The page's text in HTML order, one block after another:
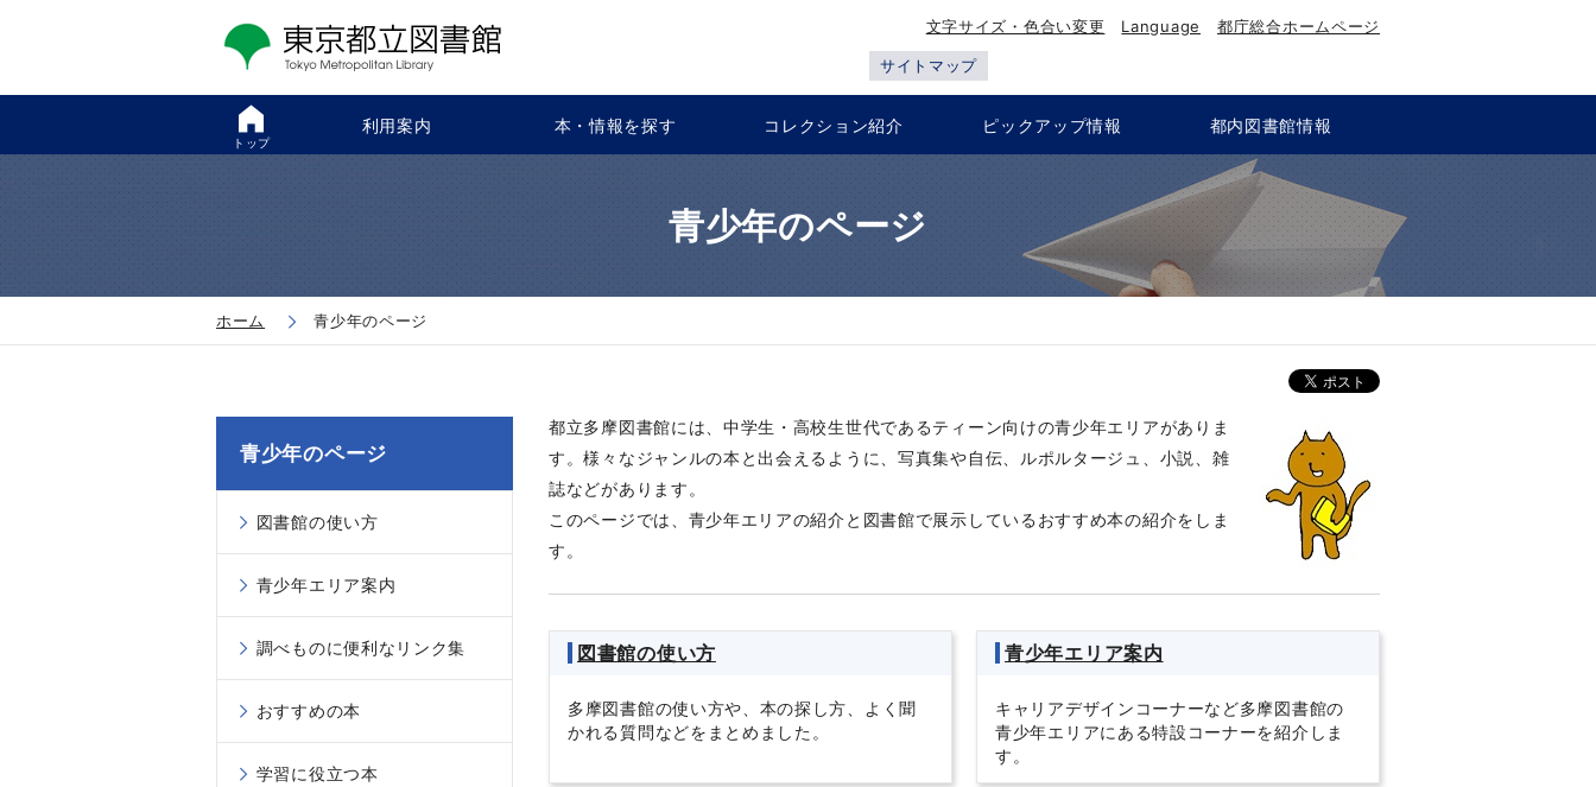
文字サイズ・色合い変更 Language 都庁総合ホームページ
サイトマップ
トップ
利用案内 本・情報を探す コレクション紹介 ピックアップ情報 都内図書館情報
青少年のページ
ホーム 青少年のページ
都立多摩図書館には、中学生・高校生世代であるティーン向けの青少年エリアがありま
す。様々なジャンルの本と出会えるように、写真集や自伝、ルポルタージュ、小説、雑
誌などがあります。
このページでは、青少年エリアの紹介と図書館で展示しているおすすめ本の紹介をしま
す。
図書館の使い方
多摩図書館の使い方や、本の探し方、よく聞
かれる質問などをまとめました。
青少年エリア案内
キャリアデザインコーナーなど多摩図書館の
青少年エリアにある特設コーナーを紹介しま
す。
青少年のページ
図書館の使い方
青少年エリア案内
調べものに便利なリンク集
おすすめの本
学習に役立つ本